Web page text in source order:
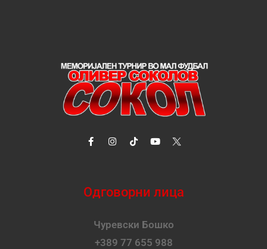
Одговорни лица
Чуревски Бошко
+389 77 655 988